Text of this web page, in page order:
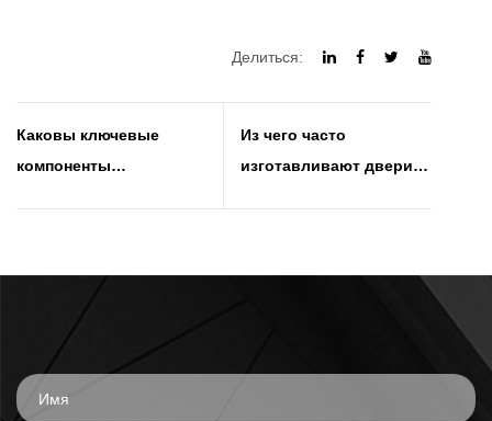
Делиться:
Каковы ключевые
компоненты
Из чего часто
изготавливают двери